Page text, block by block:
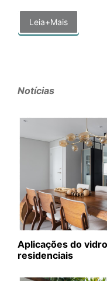
Leia+Mais
Notícias
Aplicações do
residenciais